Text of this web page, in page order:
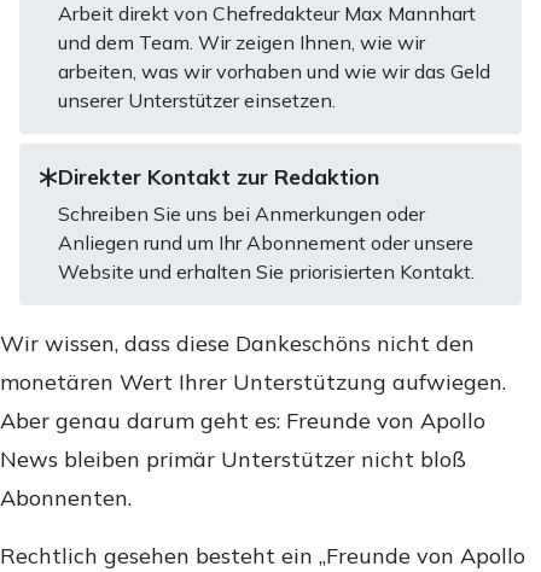
Arbeit direkt von Chefredakteur Max Mannhart
und dem Team. Wir zeigen Ihnen, wie wir
arbeiten, was wir vorhaben und wie wir das Geld
unserer Unterstützer einsetzen.
Direkter Kontakt zur Redaktion
Schreiben Sie uns bei Anmerkungen oder
Anliegen rund um Ihr Abonnement oder unsere
Website und erhalten Sie priorisierten Kontakt.
Wir wissen, dass diese Dankeschöns nicht den
monetären Wert Ihrer Unterstützung aufwiegen.
Aber genau darum geht es: Freunde von Apollo
News bleiben primär Unterstützer nicht bloß
Abonnenten.
Rechtlich gesehen besteht ein „Freunde von Apollo